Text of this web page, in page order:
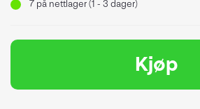
7 på nettlager (1 - 3 dager)
Kjøp